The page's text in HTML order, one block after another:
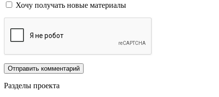
Хочу получать новые материалы
Разделы проекта